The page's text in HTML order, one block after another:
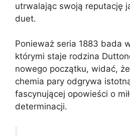
utrwalając swoją reputację
duet.
Ponieważ seria 1883 bada
którymi staje rodzina
nowego początku, widać,
chemia pary odgrywa
fascynującej opowieści o
determinacji.